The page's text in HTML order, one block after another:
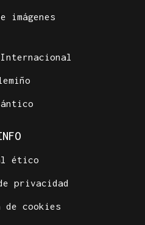
imágenes
ético
privacidad
cookies